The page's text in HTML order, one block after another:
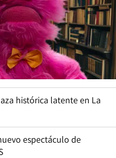
histórica latente en La
espectáculo de